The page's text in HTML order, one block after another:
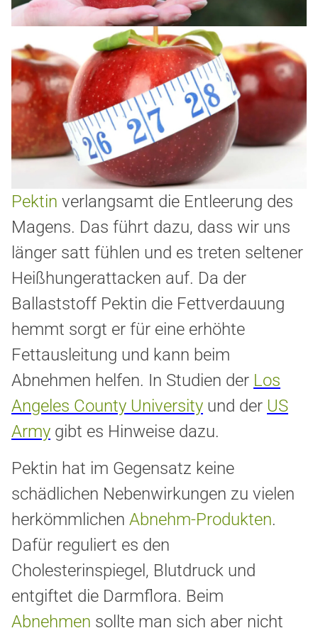
Pektin verlangsamt die Entleerung des
Magens. Das führt dazu, dass wir uns
länger satt fühlen und es treten seltener
Heißhungerattacken auf. Da der
Ballaststoff Pektin die Fettverdauung
hemmt sorgt er für eine erhöhte
Fettausleitung und kann beim
Abnehmen helfen. In Studien der Los
Angeles County University und der US
Army gibt es Hinweise dazu.
Pektin hat im Gegensatz keine
schädlichen Nebenwirkungen zu vielen
herkömmlichen Abnehm-Produkten.
Dafür reguliert es den
Cholesterinspiegel, Blutdruck und
entgiftet die Darmflora. Beim
Abnehmen sollte man sich aber nicht